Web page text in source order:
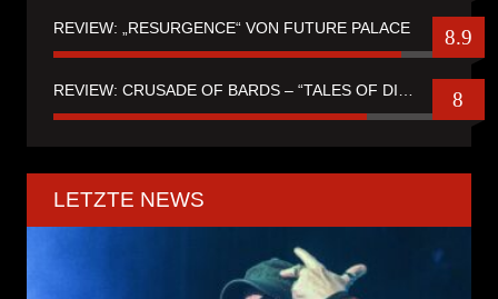
REVIEW: „RESURGENCE“ VON FUTURE PALACE 8.9
8
LETZTE NEWS